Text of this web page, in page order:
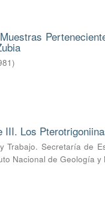
)
Los
Trabajo. Secretaría de
Nacional de Geología y